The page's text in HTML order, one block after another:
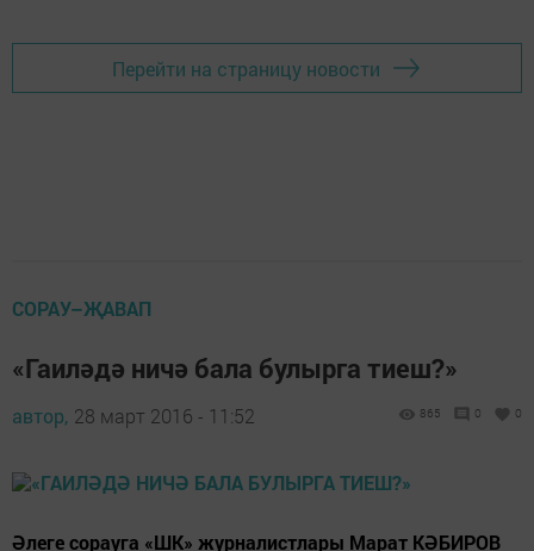
Перейти на страницу новости
CОРАУ–ҖАВАП
«Гаиләдә ничә бала булырга тиеш?»
автор, 28 март 2016 - 11:52 865 0 0
Әлеге сорауга «ШК» журналистлары Марат КӘБИРОВ